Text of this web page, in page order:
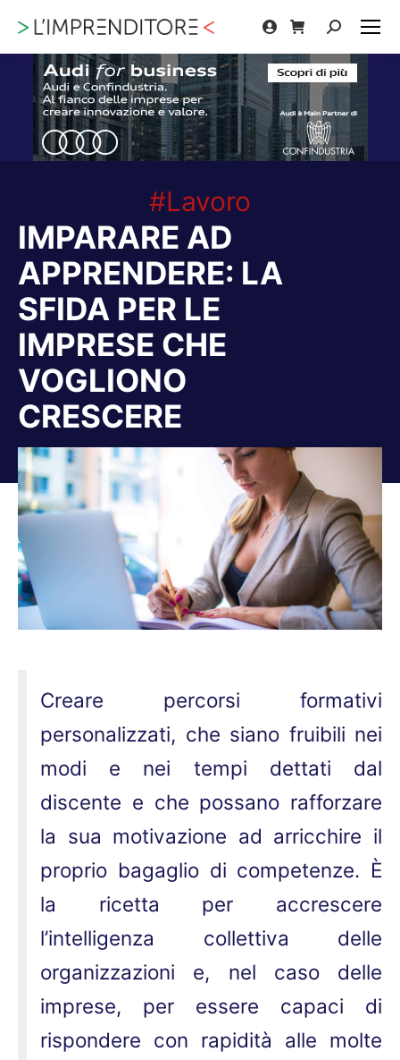
Cerca:
#Lavoro
IMPARARE AD
APPRENDERE: LA
SFIDA PER LE
IMPRESE CHE
VOGLIONO
CRESCERE
Tu sei qui:
Creare percorsi formativi
personalizzati, che siano fruibili nei
modi e nei tempi dettati dal
discente e che possano rafforzare
la sua motivazione ad arricchire il
proprio bagaglio di competenze. È
la ricetta per accrescere
l’intelligenza collettiva delle
organizzazioni e, nel caso delle
imprese, per essere capaci di
rispondere con rapidità alle molte